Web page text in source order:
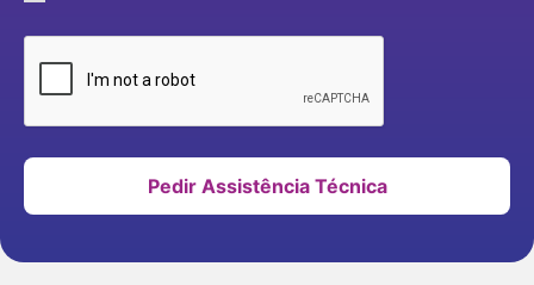
Pedir Assistência Técnica